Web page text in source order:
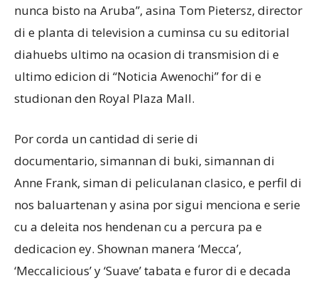
nunca bisto na Aruba”, asina Tom Pietersz, director
di e planta di television a cuminsa cu su editorial
diahuebs ultimo na ocasion di transmision di e
ultimo edicion di “Noticia Awenochi” for di e
studionan den Royal Plaza Mall.
Por corda un cantidad di serie di
documentario, simannan di buki, simannan di
Anne Frank, siman di peliculanan clasico, e perfil di
nos baluartenan y asina por sigui menciona e serie
cu a deleita nos hendenan cu a percura pa e
dedicacion ey. Shownan manera ‘Mecca’,
‘Meccalicious’ y ‘Suave’ tabata e furor di e decada